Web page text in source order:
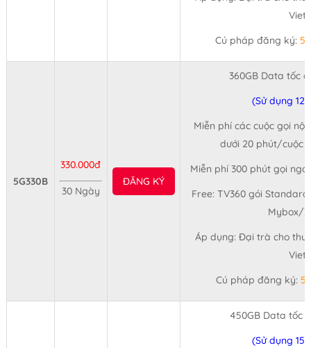
Cú pháp đăng ký:
5G330B
330.000đ
30 Ngày
ĐĂNG KÝ
360GB Data tốc
(Sử dụng
Miễn phí các cuộc gọi
dưới 20 phút/cuộc
Miễn phí 300 phút gọi
Free: TV360 gói
Mybox/
Áp dụng: Đại trà cho
Cú pháp đăng ký:
450GB Data tốc
(Sử dụng